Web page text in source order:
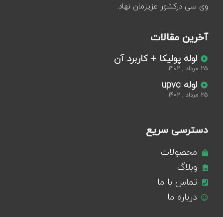
وی سی درکشور عزیزمان نهاد.
آخرین مقالات
لوله پولیکا + کاربرد آن
25 مرداد , 1402
لوله upvc
25 مرداد , 1402
دسترسی سریع
محصولات
وبلاگ
تماس با ما
درباره ما